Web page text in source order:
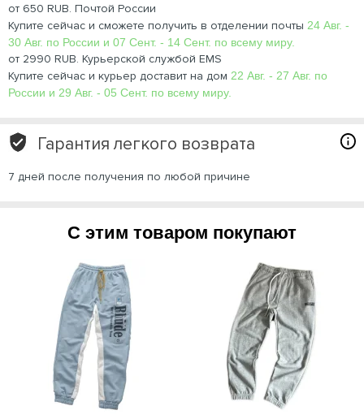
от 650 RUB. Почтой России
Купите сейчас и сможете получить в отделении почты 24 Авг. -
30 Авг. по России и 07 Сент. - 14 Сент. по всему миру.
от 2990 RUB. Курьерской службой EMS
Купите сейчас и курьер доставит на дом 22 Авг. - 27 Авг. по
России и 29 Авг. - 05 Сент. по всему миру.
Гарантия легкого возврата
7 дней после получения по любой причине
С этим товаром покупают